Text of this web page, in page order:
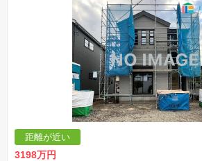
距離が近い
3198万円